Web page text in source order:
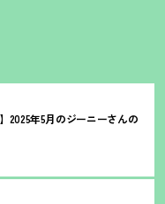
2025年5月のジーニーさんの